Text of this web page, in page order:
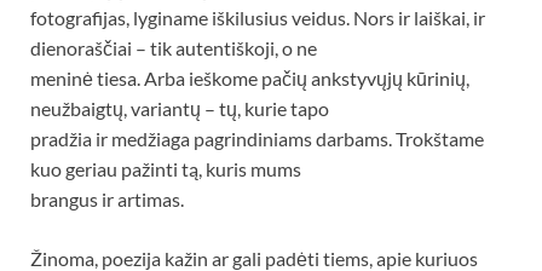
fotografijas, lyginame iškilusius veidus. Nors ir laiškai, ir
dienoraščiai – tik autentiškoji, o ne
meninė tiesa. Arba ieškome pačių ankstyvųjų kūrinių,
neužbaigtų, variantų – tų, kurie tapo
pradžia ir medžiaga pagrindiniams darbams. Trokštame
kuo geriau pažinti tą, kuris mums
brangus ir artimas.
Žinoma, poezija kažin ar gali padėti tiems, apie kuriuos